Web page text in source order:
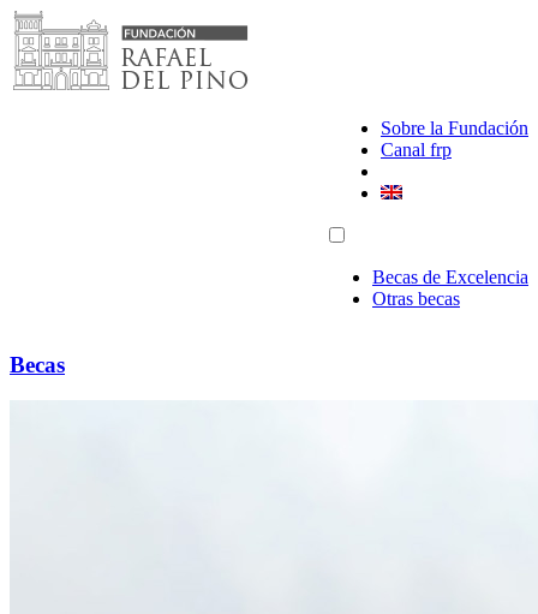
Saltar
al
contenido
Sobre la Fundación
Canal frp
Becas de Excelencia
Otras becas
Becas